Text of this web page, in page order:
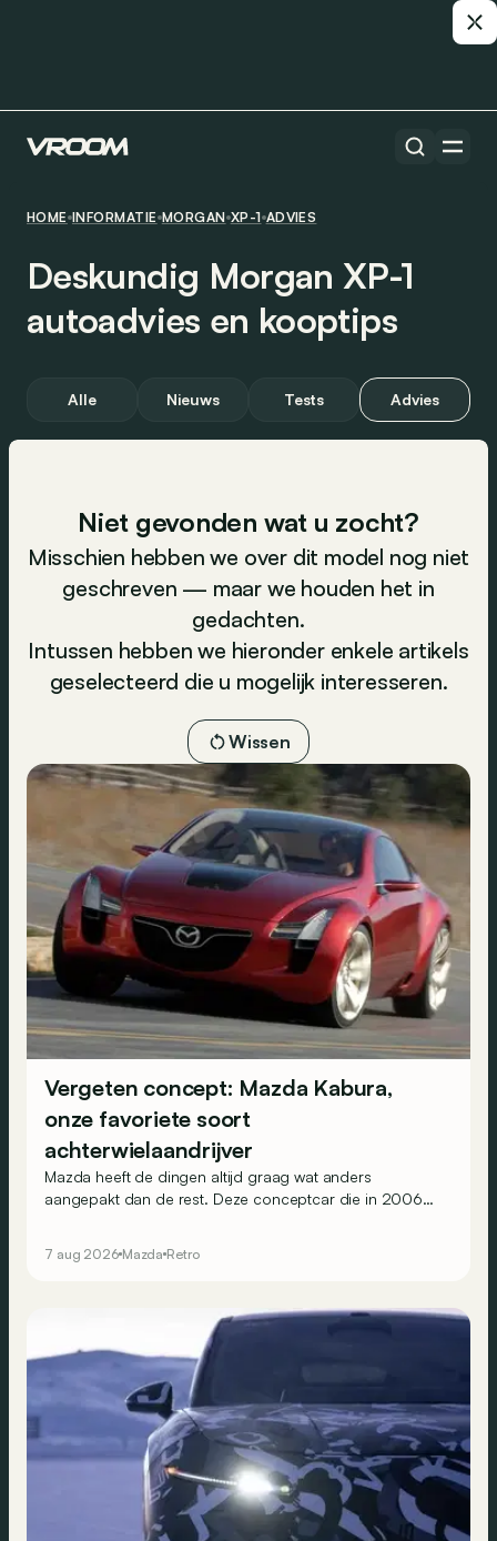
HOME INFORMATIE MORGAN XP-1 ADVIES
Deskundig Morgan XP-1
autoadvies en kooptips
Alle Nieuws Tests Advies
Niet gevonden wat u zocht?
Misschien hebben we over dit model nog niet
geschreven — maar we houden het in
gedachten.
Intussen hebben we hieronder enkele artikels
geselecteerd die u mogelijk interesseren.
Wissen
Vergeten concept: Mazda Kabura,
onze favoriete soort
achterwielaandrijver
Mazda heeft de dingen altijd graag wat anders
aangepakt dan de rest. Deze conceptcar die in 2006
7 aug 2026 Mazda Retro